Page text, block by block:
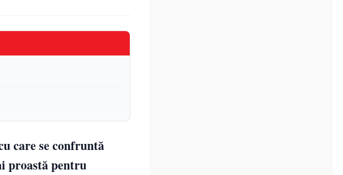
care se confruntă
proastă pentru